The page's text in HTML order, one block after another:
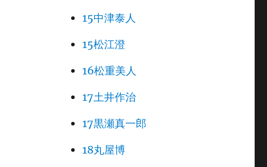
15中津泰人
15松江澄
16松重美人
17土井作治
17黒瀬真一郎
18丸屋博